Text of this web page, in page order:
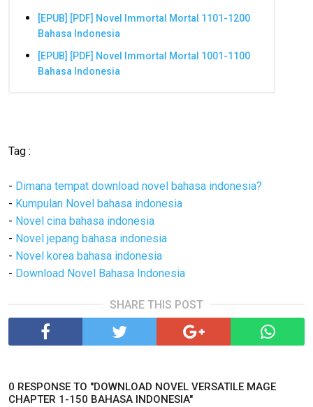
[EPUB] [PDF] Novel Immortal Mortal 1101-1200
Bahasa Indonesia
[EPUB] [PDF] Novel Immortal Mortal 1001-1100
Bahasa Indonesia
Tag :
- Dimana tempat download novel bahasa indonesia?
- Kumpulan Novel bahasa indonesia
- Novel cina bahasa indonesia
- Novel jepang bahasa indonesia
- Novel korea bahasa indonesia
- Download Novel Bahasa Indonesia
SHARE THIS POST
0 RESPONSE TO "DOWNLOAD NOVEL VERSATILE MAGE
CHAPTER 1-150 BAHASA INDONESIA"